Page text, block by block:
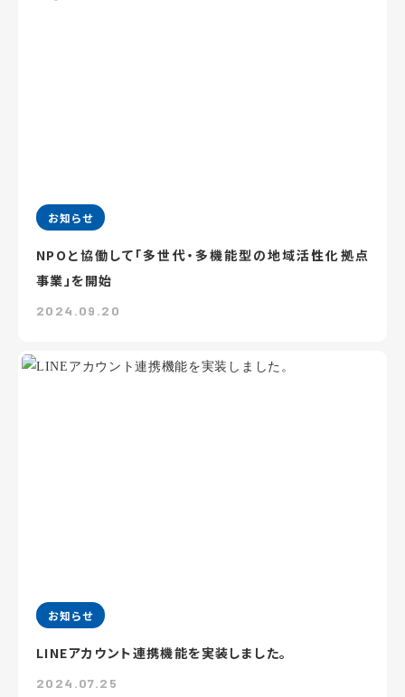
お知らせ
NPOと協働して「多世代・多機能型の地域活性化拠点
事業」を開始
2024.09.20
お知らせ
LINEアカウント連携機能を実装しました。
2024.07.25